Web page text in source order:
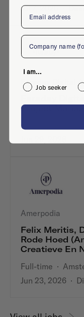
Jul 7, 2026·
Faraday Digital
Project
Full-time
Amerpodia
Felix Meritis,
Rode Hoed
Creatieve En
Full-time ·
Jun 23, 2026 ·
Email
Company
I am...
Job seeker